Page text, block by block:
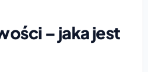
– jaka jest